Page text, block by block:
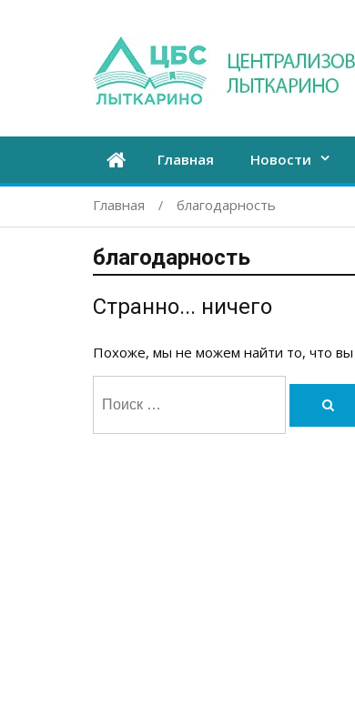
Главная Новости
Главная благодарность
благодарность
Странно... ничего
Похоже, мы не можем найти то, что
Поиск